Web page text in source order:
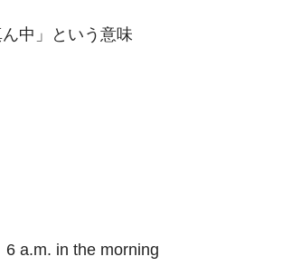
中」という意味
6 a.m. in the morning